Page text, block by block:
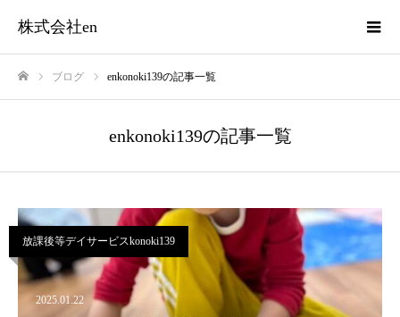
株式会社en
ブログ enkonoki139の記事一覧
enkonoki139の記事一覧
放課後等デイサービスkonoki139
2025.01.22